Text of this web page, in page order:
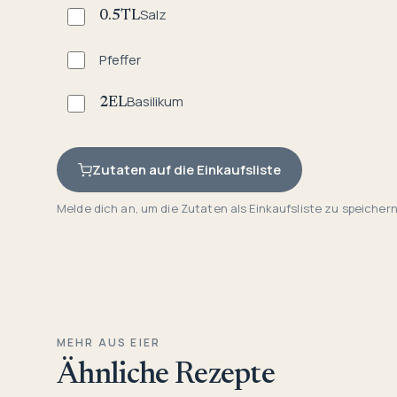
0.5TLSalz
Pfeffer
2ELBasilikum
Zutaten auf die Einkaufsliste
Melde dich an, um die Zutaten als Einkaufsliste zu
MEHR AUS EIER
Ähnliche Rezepte